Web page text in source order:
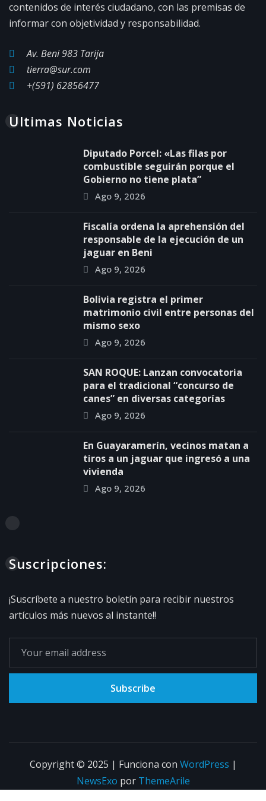
contenidos de interés ciudadano, con las premisas de
informar con objetividad y responsabilidad.
Av. Beni 983 Tarija
tierra@sur.com
+(591) 62856477
Ultimas Noticias
Diputado Porcel: «Las filas por
combustible seguirán porque el
Gobierno no tiene plata”
Ago 9, 2026
Fiscalía ordena la aprehensión del
responsable de la ejecución de un
jaguar en Beni
Ago 9, 2026
Bolivia registra el primer
matrimonio civil entre personas del
mismo sexo
Ago 9, 2026
SAN ROQUE: Lanzan convocatoria
para el tradicional “concurso de
canes” en diversas categorías
Ago 9, 2026
En Guayaramerín, vecinos matan a
tiros a un jaguar que ingresó a una
vivienda
Ago 9, 2026
Suscripciones:
¡Suscríbete a nuestro boletín para recibir nuestros
artículos más nuevos al instante!!
Subscribe
Copyright © 2025 | Funciona con WordPress |
NewsExo por ThemeArile